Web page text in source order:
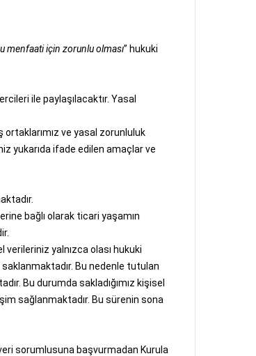
menfaati için zorunlu olması” hukuki
ile paylaşılacaktır. Yasal
ortaklarımız ve yasal zorunluluk
yukarıda ifade edilen amaçlar ve
bağlı olarak ticari yaşamın
yalnızca olası hukuki
Bu nedenle tutulan
Bu durumda sakladığımız kişisel
sağlanmaktadır. Bu sürenin sona
sorumlusuna başvurmadan Kurula